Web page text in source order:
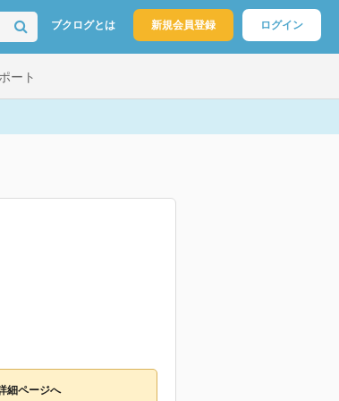
ブクログとは 新規会員登録 ログイン
ート
細ページへ